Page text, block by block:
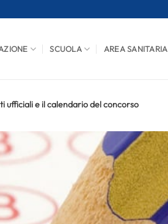
SCUOLA AREA SANITARIA
ufficiali e il calendario del concorso